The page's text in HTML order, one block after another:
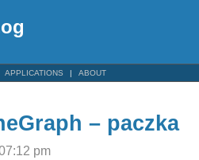
APPLICATIONS ABOUT
– paczka
pm